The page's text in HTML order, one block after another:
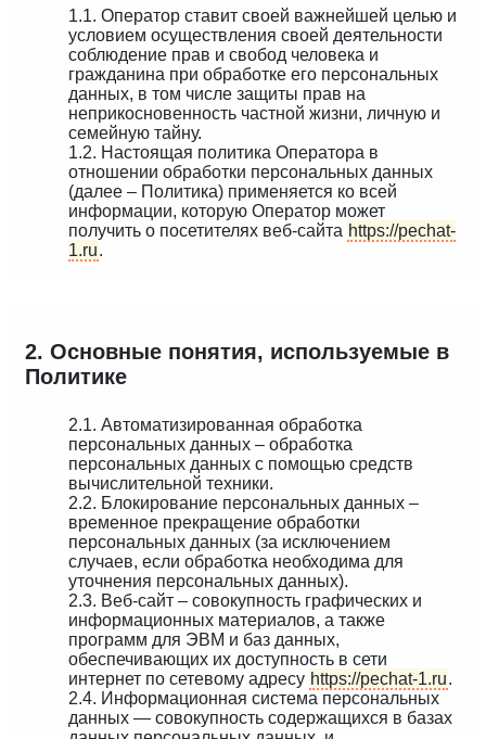
1.1. Оператор ставит своей важнейшей целью и
условием осуществления своей деятельности
соблюдение прав и свобод человека и
гражданина при обработке его персональных
данных, в том числе защиты прав на
неприкосновенность частной жизни, личную и
семейную тайну.
1.2. Настоящая политика Оператора в
отношении обработки персональных данных
(далее – Политика) применяется ко всей
информации, которую Оператор может
получить о посетителях веб-сайта https://pechat-
1.ru.
2. Основные понятия, используемые в
Политике
2.1. Автоматизированная обработка
персональных данных – обработка
персональных данных с помощью средств
вычислительной техники.
2.2. Блокирование персональных данных –
временное прекращение обработки
персональных данных (за исключением
случаев, если обработка необходима для
уточнения персональных данных).
2.3. Веб-сайт – совокупность графических и
информационных материалов, а также
программ для ЭВМ и баз данных,
обеспечивающих их доступность в сети
интернет по сетевому адресу https://pechat-1.ru.
2.4. Информационная система персональных
данных — совокупность содержащихся в базах